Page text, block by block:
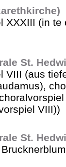
XXXIII (in te
St.
VIII (aus
VIII))
St.